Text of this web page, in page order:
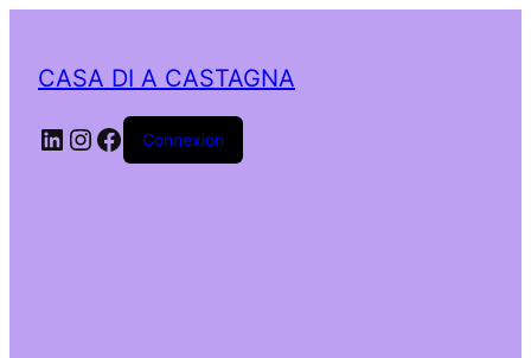
CASA DI A CASTAGNA
LinkedIn
Instagram
Facebook
Connexion